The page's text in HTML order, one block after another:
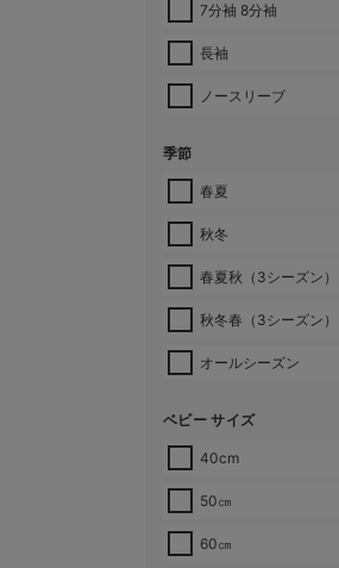
7分袖 8分袖
長袖
ノースリーブ
季節
春夏
秋冬
春夏秋（3シーズン）
秋冬春（3シーズン）
オールシーズン
ベビー サイズ
40cm
50㎝
60㎝